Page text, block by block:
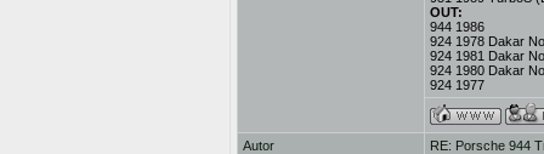
OUT:
944 1986
924 1978 Dakar
924 1981 Dakar
924 1980 Dakar
924 1977
Autor
RE: Porsche 944